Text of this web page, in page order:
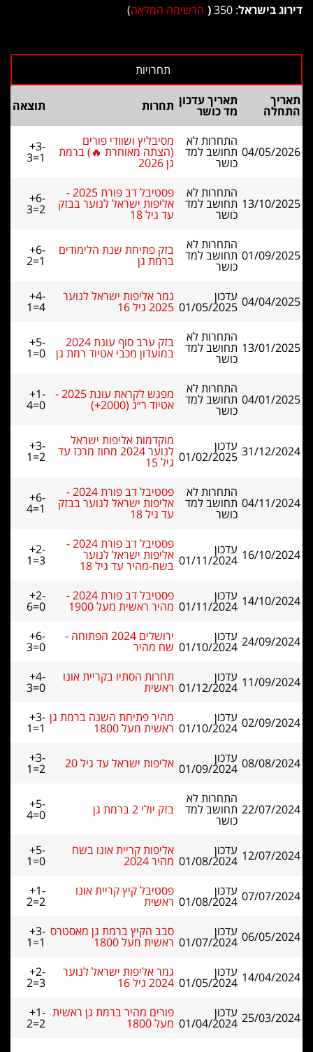
דירוג בישראל: 350
( הרשימה המלאה)
תאריך
התחלה
תאריך עדכון
מד כושר תחרות תוצאה
04/05/2026
התחרות לא
תחושב למד
כושר
מסיבליץ ושוודי פורים
(הצתה מאוחרת 🔥) ברמת
גן 2026
+3-
3=1
13/10/2025
התחרות לא
תחושב למד
כושר
פסטיבל דב פורת 2025 -
אליפות ישראל לנוער בבזק
עד גיל 18
+6-
3=2
01/09/2025
התחרות לא
תחושב למד
כושר
בזק פתיחת שנת הלימודים
ברמת גן
+6-
2=1
04/04/2025 עדכון
01/05/2025
גמר אליפות ישראל לנוער
2025 גיל 16
+4-
1=4
13/01/2025
התחרות לא
תחושב למד
כושר
בזק ערב סוף עונת 2024
במועדון מכבי אטיוד רמת גן
+5-
1=0
04/01/2025
התחרות לא
תחושב למד
כושר
מפגש לקראת עונת 2025 -
אטיוד ר״ג (2000+)
+1-
4=0
31/12/2024 עדכון
01/02/2025
מוקדמות אליפות ישראל
לנוער 2024 מחוז מרכז עד
גיל 15
+3-
1=2
04/11/2024
התחרות לא
תחושב למד
כושר
פסטיבל דב פורת 2024 -
אליפות ישראל לנוער בבזק
עד גיל 18
+6-
4=1
16/10/2024 עדכון
01/11/2024
פסטיבל דב פורת 2024 -
אליפות ישראל לנוער
בשח-מהיר עד גיל 18
+2-
1=3
14/10/2024 עדכון
01/11/2024
פסטיבל דב פורת 2024 -
מהיר ראשית מעל 1900
+2-
6=0
24/09/2024 עדכון
01/10/2024
ירושלים 2024 הפתוחה -
שח מהיר
+6-
3=0
11/09/2024 עדכון
01/12/2024
תחרות הסתיו בקריית אונו
ראשית
+4-
3=0
02/09/2024 עדכון
01/10/2024
מהיר פתיחת השנה ברמת גן
ראשית מעל 1800
+3-
1=1
08/08/2024 עדכון
01/09/2024 אליפות ישראל עד גיל 20 +3-
1=2
22/07/2024
התחרות לא
תחושב למד
כושר
בזק יולי 2 ברמת גן +5-
4=0
12/07/2024 עדכון
01/08/2024
אליפות קריית אונו בשח
מהיר 2024
+5-
1=0
07/07/2024 עדכון
01/08/2024
פסטיבל קיץ קריית אונו
ראשית
+1-
2=2
06/05/2024 עדכון
01/07/2024
סבב הקיץ ברמת גן מאסטרס
ראשית מעל 1800
+3-
1=1
14/04/2024 עדכון
01/05/2024
גמר אליפות ישראל לנוער
2024 גיל 16
+2-
2=3
25/03/2024 עדכון
01/04/2024
פורים מהיר ברמת גן ראשית
מעל 1800
+1-
2=2